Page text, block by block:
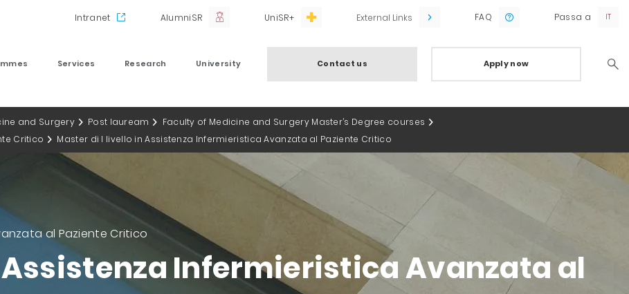
Intranet AlumniSR UniSR+ External Links FAQ Passa a
Services Research University Contact us Apply now
and Surgery Post lauream
Faculty of Medicine and Surgery Master’s Degree courses
Critico
Master di I livello in Assistenza Infermieristica Avanzata al Paziente Critico
al Paziente Critico
Infermieristica Avanzata al